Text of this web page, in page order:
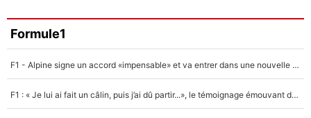
Faris Moumbagna
5%
Un autre joueur
5%
Formule1
F1 - Alpine signe un accord «impensable» et va entrer dans une nouvelle dimension : Grande nouvelle pour Pierre Gasly !
F1 : « Je lui ai fait un câlin, puis j’ai dû partir...», le témoignage émouvant de Max Verstappen sur sa fille